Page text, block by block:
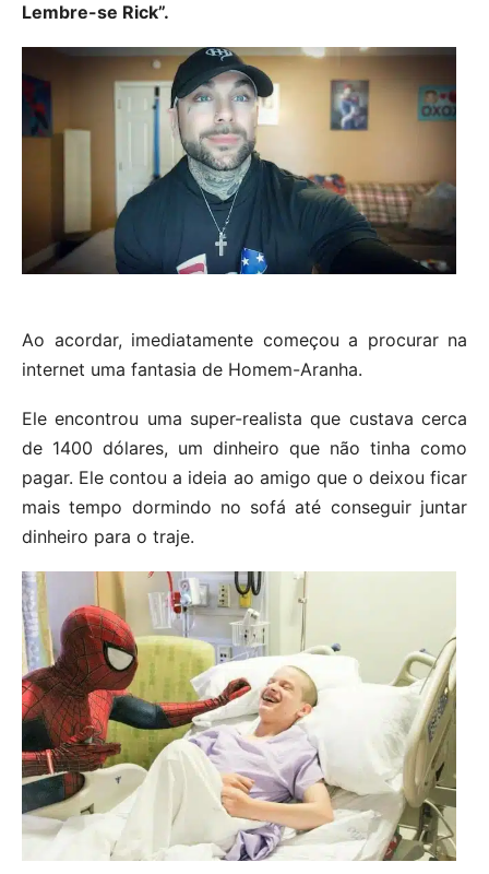
Lembre-se Rick”.
Ao acordar, imediatamente começou a procurar na
internet uma fantasia de Homem-Aranha.
Ele encontrou uma super-realista que custava cerca
de 1400 dólares, um dinheiro que não tinha como
pagar. Ele contou a ideia ao amigo que o deixou ficar
mais tempo dormindo no sofá até conseguir juntar
dinheiro para o traje.